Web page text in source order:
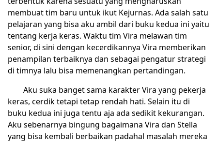
membuat tim baru untuk ikut Kejurnas. Ada salah satu
pelajaran yang bisa aku ambil dari buku kedua ini yaitu
tentang kerja keras. Waktu tim Vira melawan tim
senior, di sini dengan kecerdikannya Vira memberikan
penampilan terbaiknya dan sebagai pengatur strategi
di timnya lalu bisa memenangkan pertandingan.
Aku suka banget sama karakter Vira yang pekerja
keras, cerdik tetapi tetap rendah hati. Selain itu di
buku kedua ini juga tentu aja ada sedikit kekurangan.
Aku sebenarnya bingung bagaimana Vira dan Stella
yang bisa kembali berbaikan padahal masalah mereka